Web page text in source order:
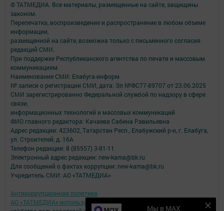
Мы в MAX
© ТАТМЕДИА. Все материалы, размещенные на сайте, защищены
законом.
Перепечатка, воспроизведение и распространение в любом объеме
информации,
размещенной на сайте, возможна только с письменного согласия
редакций СМИ.
При поддержке Республиканского агентства по печати и массовым
коммуникациям.
Наименование СМИ: Елабуга-информ
№ записи о регистрации СМИ, дата: Эл №ФС77-89707 от 23.06.2025
СМИ зарегистрированно Федеральной службой по надзору в сфере
связи,
информационных технологий и массовых коммуникаций
ФИО главного редактора: Качаева Сабина Равильевна
Адрес редакции: 423602, Татарстан Респ., Елабужский р-н, г. Елабуга,
ул. Строителей, д. 16А
Телефон редакции: 8 (85557) 3-81-11
Электронный адрес редакции: new-kama@bk.ru
Для сообщений о фактах коррупции: new-kama@bk.ru
Учредитель СМИ: АО «ТАТМЕДИА»
Антикоррупционная политика
АО «ТАТМЕДИА» использует «cookie»для персонализации сервисов и